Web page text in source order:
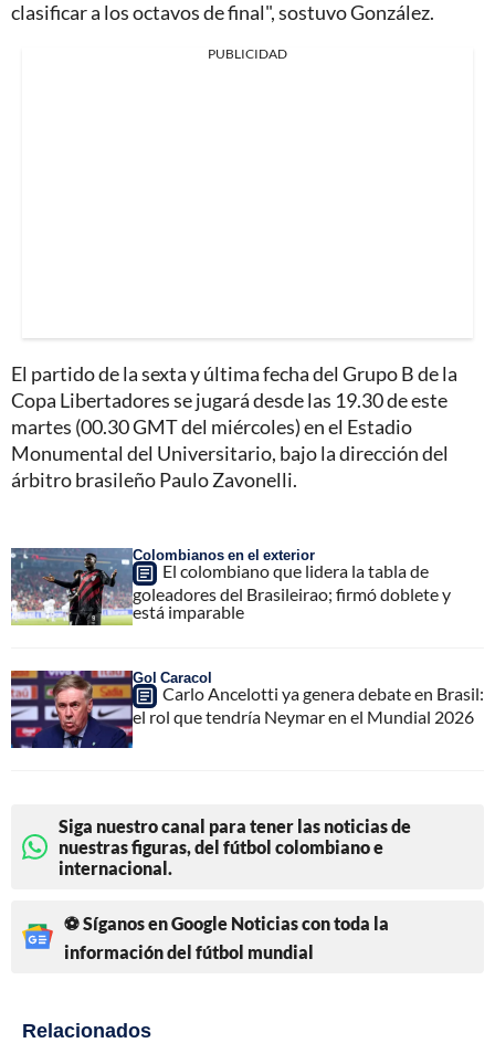
clasificar a los octavos de final", sostuvo González.
PUBLICIDAD
El partido de la sexta y última fecha del Grupo B de la
Copa Libertadores se jugará desde las 19.30 de este
martes (00.30 GMT del miércoles) en el Estadio
Monumental del Universitario, bajo la dirección del
árbitro brasileño Paulo Zavonelli.
Colombianos en el exterior
El colombiano que lidera la tabla de
goleadores del Brasileirao; firmó doblete y
está imparable
Gol Caracol
Carlo Ancelotti ya genera debate en Brasil:
el rol que tendría Neymar en el Mundial 2026
Siga nuestro canal para tener las noticias de
nuestras figuras, del fútbol colombiano e
internacional.
⚽ Síganos en Google Noticias con toda la
información del fútbol mundial
Relacionados